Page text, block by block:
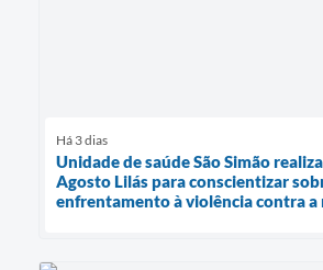
Há 3 dias
Unidade de saúde São Simão
Agosto Lilás para conscientizar
enfrentamento à violência contra a